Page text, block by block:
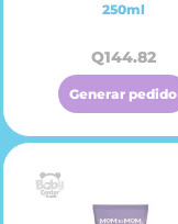
250ml
Q144.82
Generar pedido